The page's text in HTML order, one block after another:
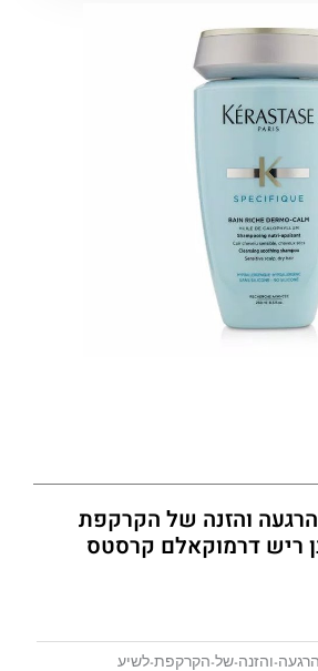
הרגעה והזנה של הקרקפת
ריש דרמוקאלם קרסטס
הרגעה-והזנה-של-הקרקפת-לשיע